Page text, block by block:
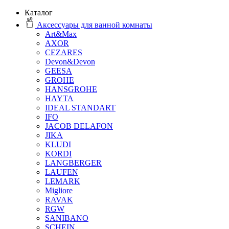
Каталог
Аксессуары для ванной комнаты
Art&Max
AXOR
CEZARES
Devon&Devon
GEESA
GROHE
HANSGROHE
HAYTA
IDEAL STANDART
IFO
JACOB DELAFON
JIKA
KLUDI
KORDI
LANGBERGER
LAUFEN
LEMARK
Migliore
RAVAK
RGW
SANIBANO
SCHEIN